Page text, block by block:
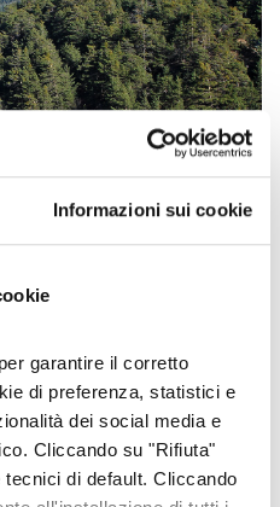
Informazioni sui cookie
garantire il corretto
di preferenza, statistici e
dei social media e
Cliccando su "Rifiuta"
di default. Cliccando